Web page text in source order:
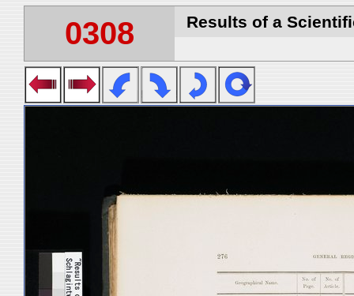
0308 Results of a